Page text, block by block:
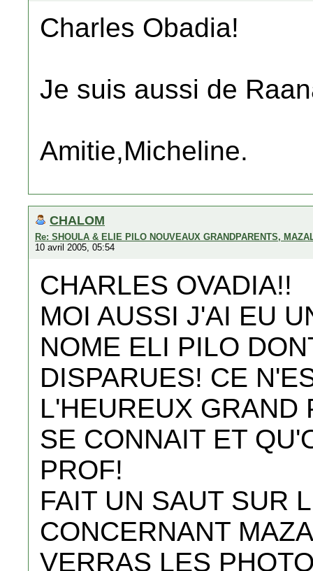
Charles Obadia!
Je suis aussi de
Amitie,Micheline.
CHALOM
Re: SHOULA & ELIE PILO NOUVEAUX GRANDPARENTS,
10 avril 2005, 05:54
CHARLES OVADIA!!
MOI AUSSI J'AI EU
NOME ELI PILO
DISPARUES! CE
L'HEUREUX GRAND
SE CONNAIT ET
PROF!
FAIT UN SAUT SUR
CONCERNANT
VERRAS LES